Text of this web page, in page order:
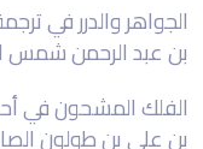
الجواهر والدرر في
بن عبد الرحمن شمس
الفلك المشحون في